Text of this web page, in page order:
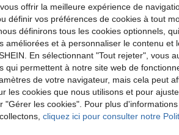
Utile (0)
offrir la meilleure expérience de
définir vos préférences de cookies à tout
définirons tous les cookies optionnels,
améliorées et à personnaliser le contenu et
En sélectionnant "Tout rejeter", vous
qui permettent à notre site web de
de votre navigateur, mais cela peut
les cookies que nous utilisons et pour
"Gérer les cookies". Pour plus
cliquez ici pour consulter notre